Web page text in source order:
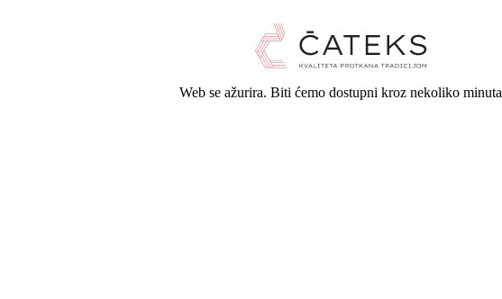
Web se ažurira. Biti ćemo dostupni kroz nekoliko minuta